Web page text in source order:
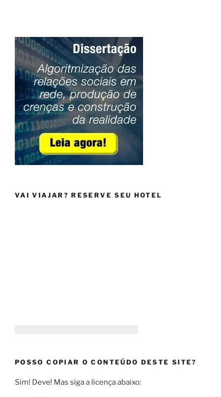
VAI VIAJAR? RESERVE SEU HOTEL
POSSO COPIAR O CONTEÚDO DESTE SITE?
Sim! Deve! Mas siga a licença abaixo: